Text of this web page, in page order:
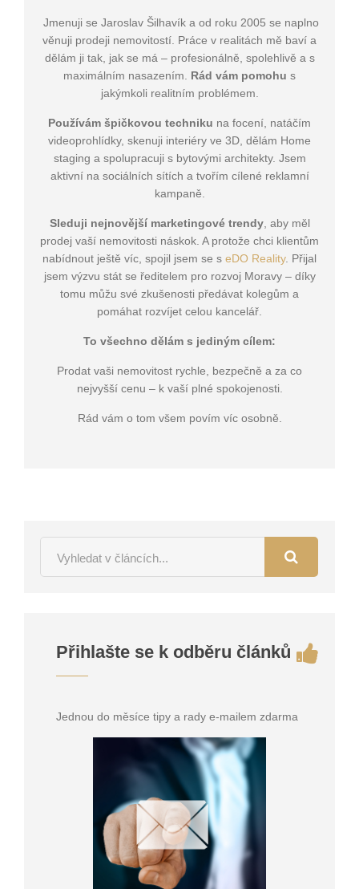
Jmenuji se Jaroslav Šilhavík a od roku 2005 se naplno
věnuji prodeji nemovitostí. Práce v realitách mě baví a
dělám ji tak, jak se má – profesionálně, spolehlivě a s
maximálním nasazením. Rád vám pomohu s
jakýmkoli realitním problémem.
Používám špičkovou techniku na focení, natáčím
videoprohlídky, skenuji interiéry ve 3D, dělám Home
staging a spolupracuji s bytovými architekty. Jsem
aktivní na sociálních sítích a tvořím cílené reklamní
kampaně.
Sleduji nejnovější marketingové trendy, aby měl
prodej vaší nemovitosti náskok. A protože chci klientům
nabídnout ještě víc, spojil jsem se s eDO Reality. Přijal
jsem výzvu stát se ředitelem pro rozvoj Moravy – díky
tomu můžu své zkušenosti předávat kolegům a
pomáhat rozvíjet celou kancelář.
To všechno dělám s jediným cílem:
Prodat vaši nemovitost rychle, bezpečně a za co
nejvyšší cenu – k vaší plné spokojenosti.
Rád vám o tom všem povím víc osobně.
Přihlašte se k odběru článků
Jednou do měsíce tipy a rady e-mailem zdarma